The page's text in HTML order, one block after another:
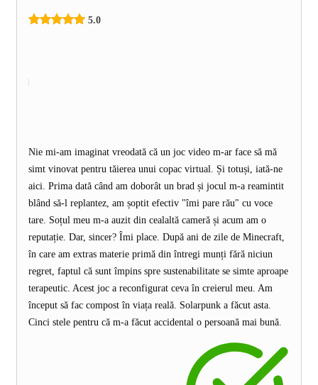
5.0
Nie mi-am imaginat vreodată că un joc video m-ar face să mă
simt vinovat pentru tăierea unui copac virtual. Și totuși, iată-ne
aici. Prima dată când am doborât un brad și jocul m-a reamintit
blând să-l replantez, am șoptit efectiv "îmi pare rău" cu voce
tare. Soțul meu m-a auzit din cealaltă cameră și acum am o
reputație. Dar, sincer? Îmi place. După ani de zile de Minecraft,
în care am extras materie primă din întregi munți fără niciun
regret, faptul că sunt împins spre sustenabilitate se simte aproape
terapeutic. Acest joc a reconfigurat ceva în creierul meu. Am
început să fac compost în viața reală. Solarpunk a făcut asta.
Cinci stele pentru că m-a făcut accidental o persoană mai bună.